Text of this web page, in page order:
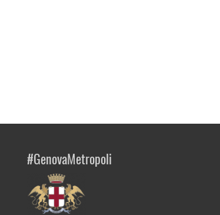
#GenovaMetropoli